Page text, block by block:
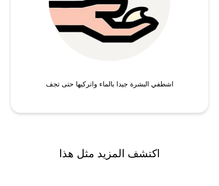
اشطفي البشرة جيدا بالماء واتركيها حتى تجف
اكتشف المزيد مثل هذا